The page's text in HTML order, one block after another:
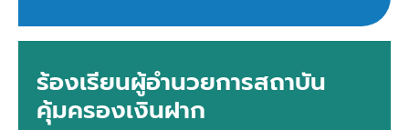
ร้องเรียนผู้อำนวยการสถาบัน
คุ้มครองเงินฝาก